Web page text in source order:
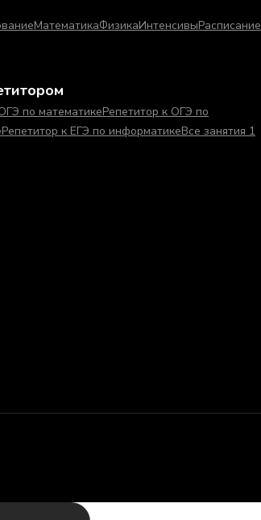
МатематикаФизикаИнтенсивыРасписание
по математикеРепетитор к ОГЭ по
Репетитор к ЕГЭ по информатикеВсе занятия 1